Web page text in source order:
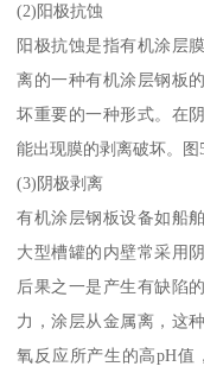
(2)阳极抗蚀
阳极抗蚀是指有机涂层
离的一种有机涂层钢板
坏重要的一种形式。在
能出现膜的剥离破坏。图
(3)阴极剥离
有机涂层钢板设备如船
大型槽罐的内壁常采用
后果之一是产生有缺陷
力，涂层从金属离，这
氧反应所产生的高pH值